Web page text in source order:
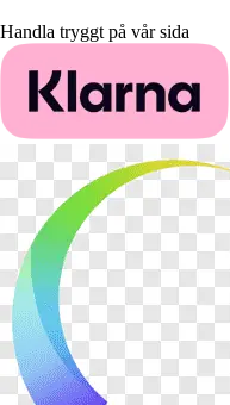
Handla tryggt på vår sida